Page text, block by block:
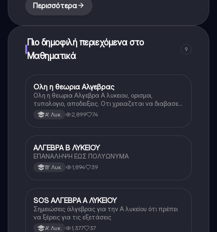
Περισσότερα
Πιο δημοφιλή περιεχόμενα στο
Μαθηματικά
9
Μαθηματικά
Ολη η θεωρια Αλγεβρας
Ολη η θεωρια Αλγεβρα Α λυκειου, ορισμοι,
τυπολογιο, αποδειξεις. Οτι χρειαζεται να διαβασεις
για το θεωρητικο κομματι της αλγεβρας.
Α' Λυκ. 2,899 74
Μαθηματικά
ΑΛΓΕΒΡΑ Β ΛΥΚΕΙΟΥ
ΕΠΑΝΑΛΗΨΗ ΕΩΣ ΠΟΛΥΩΝΥΜΑ
Β' Λυκ. 1,894 39
Μαθηματικά
SOS ΑΛΓΕΒΡΑ Α ΛΥΚΕΙΟΥ
Σημειώσεις άλγεβρας για την Α λυκείου ότι πρέπει
να ξέρεις για τις εξετάσεις
Α' Λυκ. 1,377 37